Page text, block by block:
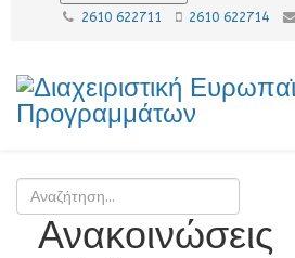
2610 622711 2610 622714
Ανακοινώσεις